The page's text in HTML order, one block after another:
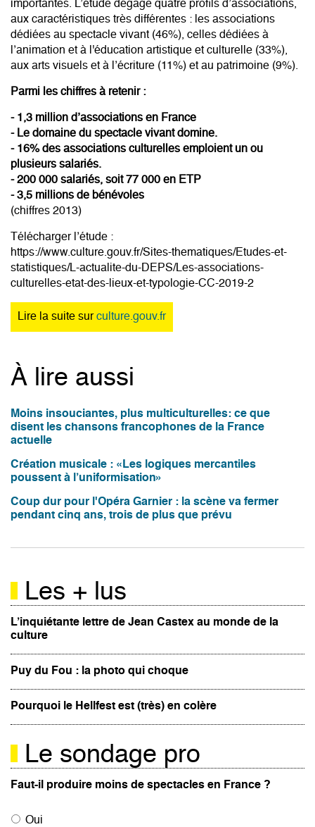
importantes. L’étude dégage quatre profils d’associations,
aux caractéristiques très différentes : les associations
dédiées au spectacle vivant (46%), celles dédiées à
l’animation et à l'éducation artistique et culturelle (33%),
aux arts visuels et à l’écriture (11%) et au patrimoine (9%).
Parmi les chiffres à retenir :
- 1,3 million d’associations en France
- Le domaine du spectacle vivant domine.
- 16% des associations culturelles emploient un ou
plusieurs salariés.
- 200 000 salariés, soit 77 000 en ETP
- 3,5 millions de bénévoles
(chiffres 2013)
Télécharger l’étude :
https://www.culture.gouv.fr/Sites-thematiques/Etudes-et-
statistiques/L-actualite-du-DEPS/Les-associations-
culturelles-etat-des-lieux-et-typologie-CC-2019-2
Lire la suite surculture.gouv.fr
À lire aussi
Moins insouciantes, plus multiculturelles: ce que
disent les chansons francophones de la France
actuelle
Création musicale : «Les logiques mercantiles
poussent à l’uniformisation»
Coup dur pour l'Opéra Garnier : la scène va fermer
pendant cinq ans, trois de plus que prévu
Les + lus
L’inquiétante lettre de Jean Castex au monde de la
culture
Puy du Fou : la photo qui choque
Pourquoi le Hellfest est (très) en colère
Le sondage pro
Faut-il produire moins de spectacles en France ?
Oui